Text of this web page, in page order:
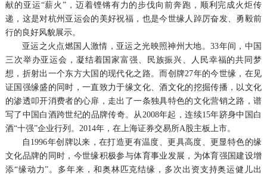
献的亚运“薪火”，迈着铿锵有力的步伐向前奔跑，顺利完成火炬传
递，这是对杭州亚运会的美好祝福，也是今世缘人踔厉奋发、勇毅前
行的良好风貌展示。
亚运之火点燃国人激情，亚运之光映照神州大地。33年间，中国
三次举办亚运会，凝结着国家富强、民族振兴、人民幸福的共同梦
想，折射出一个东方大国的现代化之路。而创牌27年的今世缘，在见
证国强缘盛的同时，一直致力于缘文化、酒文化的挖掘传播，以文化
的渗透叩开消费者的心扉，走出了一条独具特色的文化营销之路，谱
写了中国白酒跨世纪的品牌传奇。从2008年起，连续15年跻身中国白
酒“十强”企业行列。2014年，在上海证券交易所A股主板上市。
自1996年创牌以来，在打造更有温度、更具高度、更显特色的缘
文化品牌的同时，今世缘积极参与体育事业发展，为体育强国建设增
添“缘动力”。多年来，和奥林匹克结缘，多次出资支持奥运健儿出